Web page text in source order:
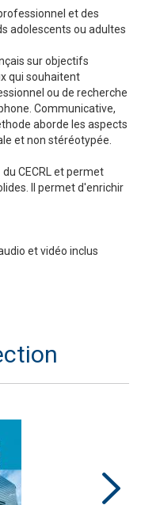
et des
adolescents ou adultes
sur objectifs
qui souhaitent
ou de recherche
Communicative,
aborde les aspects
et non stéréotypée.
CECRL et permet
Il permet d'enrichir
et vidéo inclus